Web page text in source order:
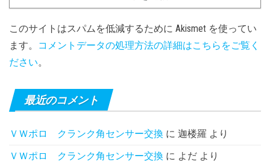
このサイトはスパムを低減するために Akismet を使ってい
ます。
コメントデータの処理方法の詳細はこちらをご覧く
ださい。
最近のコメント
ＶＷポロ クランク角センサー交換 に 迦楼羅 より
ＶＷポロ クランク角センサー交換 に よだ より